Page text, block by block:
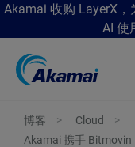
Akamai 收购 LayerX
AI 使
博客
Cloud
Akamai 携手